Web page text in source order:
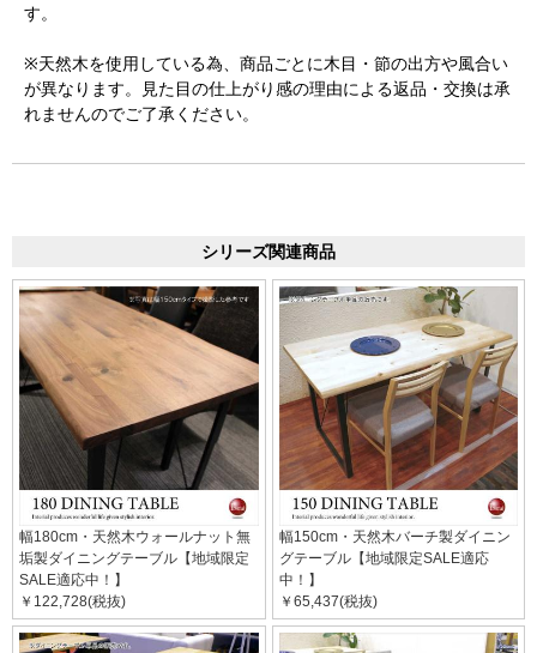
す。
※天然木を使用している為、商品ごとに木目・節の出方や風合い
が異なります。見た目の仕上がり感の理由による返品・交換は承
れませんのでご了承ください。
シリーズ関連商品
幅180cm・天然木ウォールナット無
垢製ダイニングテーブル【地域限定
SALE適応中！】
￥122,728(税抜)
幅150cm・天然木バーチ製ダイニン
グテーブル【地域限定SALE適応
中！】
￥65,437(税抜)